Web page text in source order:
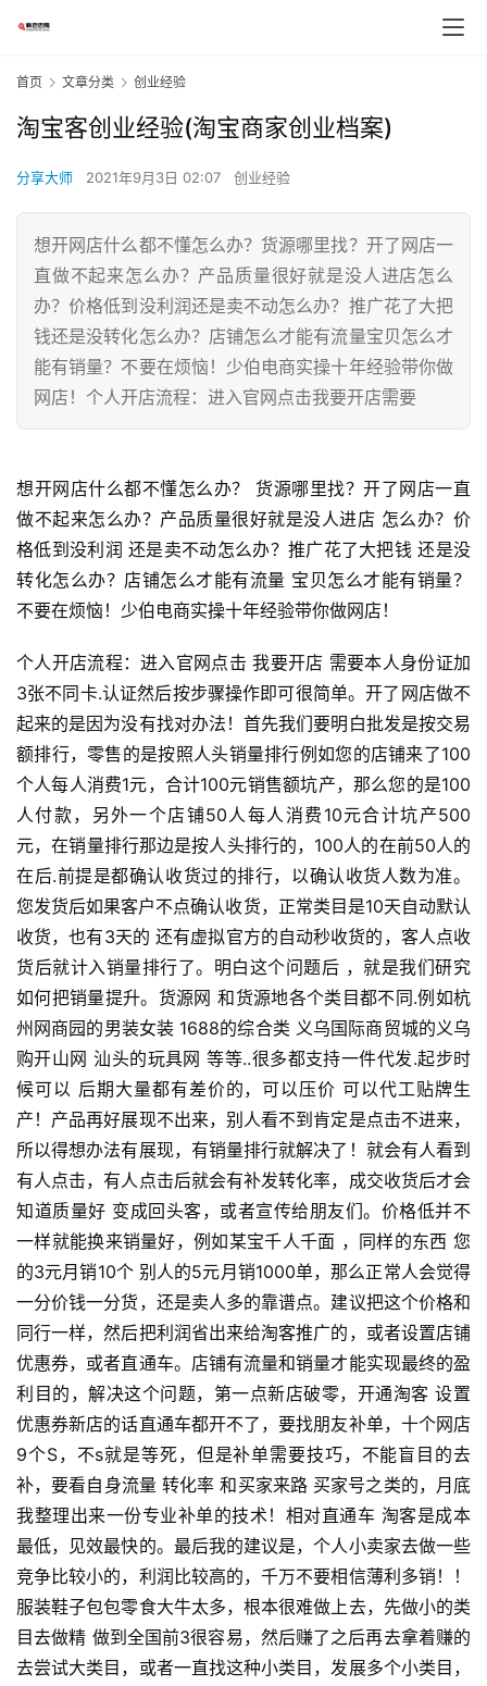
首页 文章分类 创业经验
淘宝客创业经验(淘宝商家创业档案)
分享大师 2021年9月3日 02:07 创业经验
想开网店什么都不懂怎么办？货源哪里找？开了网店一
直做不起来怎么办？产品质量很好就是没人进店怎么
办？价格低到没利润还是卖不动怎么办？推广花了大把
钱还是没转化怎么办？店铺怎么才能有流量宝贝怎么才
能有销量？不要在烦恼！少伯电商实操十年经验带你做
网店！个人开店流程：进入官网点击我要开店需要
想开网店什么都不懂怎么办？ 货源哪里找？开了网店一直
做不起来怎么办？产品质量很好就是没人进店 怎么办？价
格低到没利润 还是卖不动怎么办？推广花了大把钱 还是没
转化怎么办？店铺怎么才能有流量 宝贝怎么才能有销量？
不要在烦恼！少伯电商实操十年经验带你做网店！
个人开店流程：进入官网点击 我要开店 需要本人身份证加
3张不同卡.认证然后按步骤操作即可很简单。开了网店做不
起来的是因为没有找对办法！首先我们要明白批发是按交易
额排行，零售的是按照人头销量排行例如您的店铺来了100
个人每人消费1元，合计100元销售额坑产，那么您的是100
人付款，另外一个店铺50人每人消费10元合计坑产500
元，在销量排行那边是按人头排行的，100人的在前50人的
在后.前提是都确认收货过的排行，以确认收货人数为准。
您发货后如果客户不点确认收货，正常类目是10天自动默认
收货，也有3天的 还有虚拟官方的自动秒收货的，客人点收
货后就计入销量排行了。明白这个问题后 ，就是我们研究
如何把销量提升。货源网 和货源地各个类目都不同.例如杭
州网商园的男装女装 1688的综合类 义乌国际商贸城的义乌
购开山网 汕头的玩具网 等等..很多都支持一件代发.起步时
候可以 后期大量都有差价的，可以压价 可以代工贴牌生
产！产品再好展现不出来，别人看不到肯定是点击不进来，
所以得想办法有展现，有销量排行就解决了！就会有人看到
有人点击，有人点击后就会有补发转化率，成交收货后才会
知道质量好 变成回头客，或者宣传给朋友们。价格低并不
一样就能换来销量好，例如某宝千人千面 ，同样的东西 您
的3元月销10个 别人的5元月销1000单，那么正常人会觉得
一分价钱一分货，还是卖人多的靠谱点。建议把这个价格和
同行一样，然后把利润省出来给淘客推广的，或者设置店铺
优惠券，或者直通车。店铺有流量和销量才能实现最终的盈
利目的，解决这个问题，第一点新店破零，开通淘客 设置
优惠券新店的话直通车都开不了，要找朋友补单，十个网店
9个S，不s就是等死，但是补单需要技巧，不能盲目的去
补，要看自身流量 转化率 和买家来路 买家号之类的，月底
我整理出来一份专业补单的技术！相对直通车 淘客是成本
最低，见效最快的。最后我的建议是，个人小卖家去做一些
竞争比较小的，利润比较高的，千万不要相信薄利多销！！
服装鞋子包包零食大牛太多，根本很难做上去，先做小的类
目去做精 做到全国前3很容易，然后赚了之后再去拿着赚的
去尝试大类目，或者一直找这种小类目，发展多个小类目，